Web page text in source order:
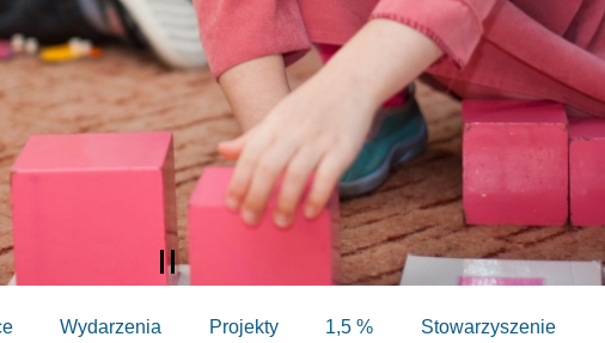
Wydarzenia Projekty 1,5 % Stowarzyszenie